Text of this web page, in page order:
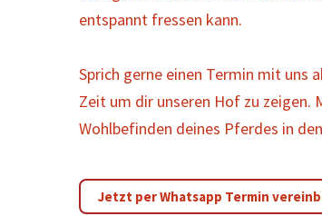
entspannt fressen kann.
Sprich gerne einen Termin mit uns
Zeit um dir unseren Hof zu zeigen.
Wohlbefinden deines Pferdes in
Jetzt per Whatsapp Termin